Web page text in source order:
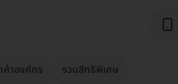
ค้าองค์กร รวมสิทธิพิเศษ